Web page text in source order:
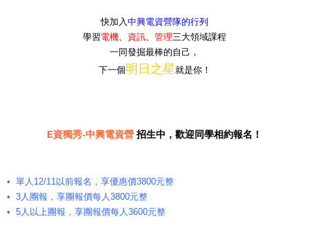
快加入 中興電資營隊的行列
學習電機 資訊 管理三大領域課程
一同發掘最棒的自己，
下一個明日之星就是你！
E資獨秀-中興電資營 招生中，歡迎同學相約報名！
• 單人12/11以前報名，享優惠價3800元整
• 3人團報，享團報價每人3800元整
• 5人以上團報，享團報價每人3600元整